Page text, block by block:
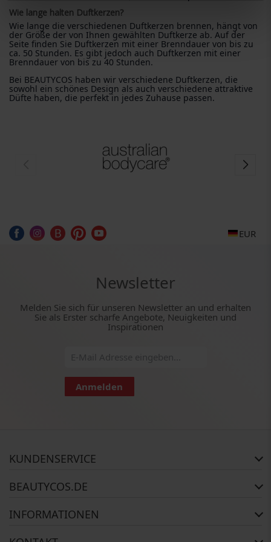
Wie lange halten Duftkerzen?
Wie lange die verschiedenen Duftkerzen brennen, hängt von
der Größe der von Ihnen gewählten Duftkerze ab. Auf der
Seite finden Sie Duftkerzen mit einer Brenndauer von bis zu
ca. 50 Stunden. Es gibt jedoch auch Duftkerzen mit einer
Brenndauer von bis zu 40 Stunden.
Bei BEAUTYCOS haben wir verschiedene Duftkerzen, die
sowohl ein schönes Design als auch verschiedene attraktive
Düfte haben, die perfekt in jedes Zuhause passen.
EUR
Newsletter
Melden Sie sich für unseren Newsletter an und erhalten
Sie als Erster scharfe Angebote, Neuigkeiten und
Inspirationen
Anmelden
KUNDENSERVICE
Reklamationsrecht
BEAUTYCOS.DE
INFORMATIONEN